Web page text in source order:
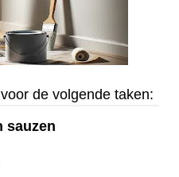
voor de volgende taken:
sauzen